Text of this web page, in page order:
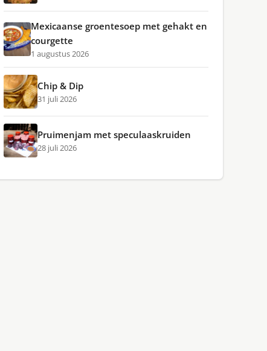
Mexicaanse groentesoep met gehakt en
courgette
1 augustus 2026
Chip & Dip
31 juli 2026
Pruimenjam met speculaaskruiden
28 juli 2026